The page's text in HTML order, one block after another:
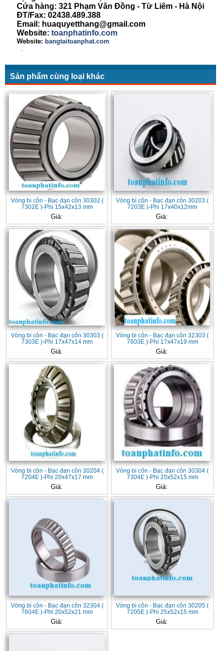
Cửa hàng: 321 Phạm Văn Đồng - Từ Liêm - Hà Nội
ĐT/Fax: 02438.489.388
Email: huaquyetthang@gmail.com
Website: toanphatinfo.com
Website: bangtaitoanphat.com
.
Sản phẩm cùng loại khác
Vòng bi côn - Bạc đạn côn 30302 (
7302E )-Phi 15x42x13 mm
Giá:
Vòng bi côn - Bạc đạn côn 30203 (
7203E )-Phi 17x40x12mm
Giá:
Vòng bi côn - Bạc đạn côn 30303 (
7303E )-Phi 17x47x14 mm
Giá:
Vòng bi côn - Bạc đạn côn 32303 (
7603E )-Phi 17x47x19 mm
Giá:
Vòng bi côn - Bạc đạn côn 30204 (
7204E )-Phi 20x47x17 mm
Giá:
Vòng bi côn - Bạc đạn côn 30304 (
7304E )-Phi 20x52x15 mm
Giá:
Vòng bi côn - Bạc đạn côn 32304 (
7604E )-Phi 20x52x21 mm
Giá:
Vòng bi côn - Bạc đạn côn 30205 (
7205E )-Phi 25x52x15 mm
Giá: